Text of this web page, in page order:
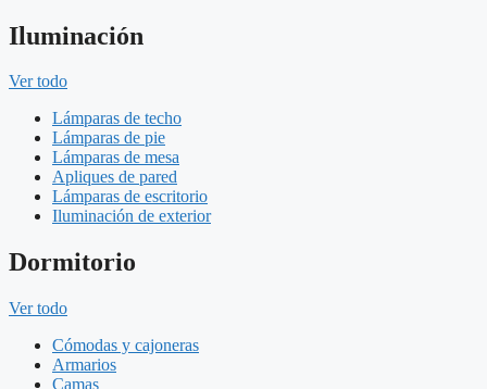
Iluminación
Ver todo
Lámparas de techo
Lámparas de pie
Lámparas de mesa
Apliques de pared
Lámparas de escritorio
Iluminación de exterior
Dormitorio
Ver todo
Cómodas y cajoneras
Armarios
Camas